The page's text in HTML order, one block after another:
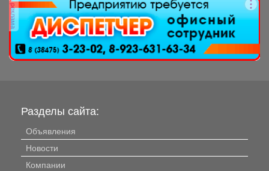
реклама
Разделы сайта:
Объявления
Новости
Компании